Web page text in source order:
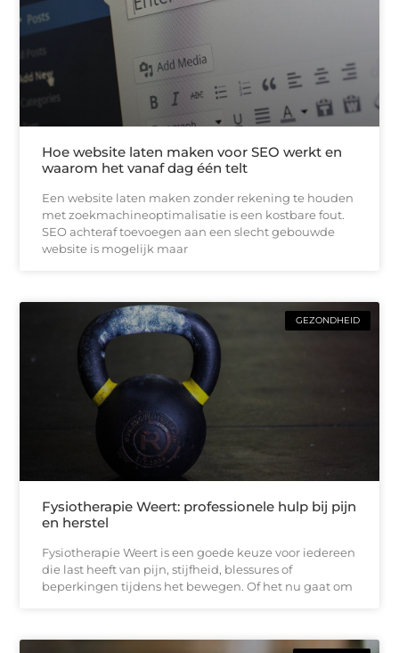
Hoe website laten maken voor SEO werkt en
waarom het vanaf dag één telt
Een website laten maken zonder rekening te houden
met zoekmachineoptimalisatie is een kostbare fout.
SEO achteraf toevoegen aan een slecht gebouwde
website is mogelijk maar
GEZONDHEID
Fysiotherapie Weert: professionele hulp bij pijn
en herstel
Fysiotherapie Weert is een goede keuze voor iedereen
die last heeft van pijn, stijfheid, blessures of
beperkingen tijdens het bewegen. Of het nu gaat om